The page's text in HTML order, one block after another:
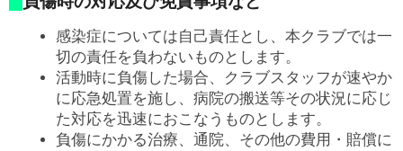
感染症については自己責任とし、本クラブでは一
切の責任を負わないものとします。
活動時に負傷した場合、クラブスタッフが速やか
に応急処置を施し、病院の搬送等その状況に応じ
た対応を迅速におこなうものとします。
負傷にかかる治療、通院、その他の費用・賠償に